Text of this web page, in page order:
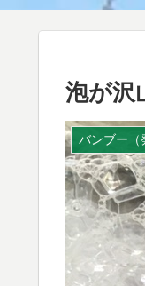
泡が沢
バンブー（